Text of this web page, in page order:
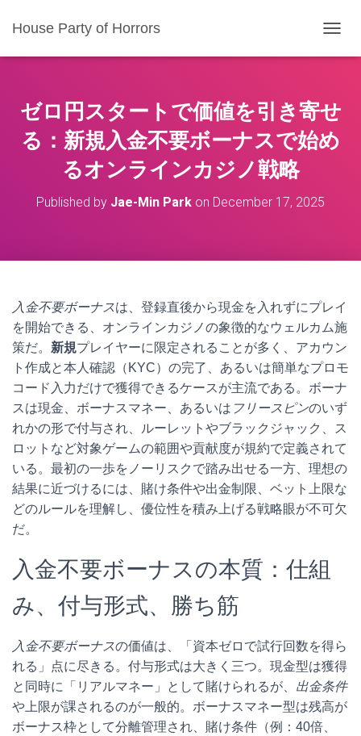
House Party of Horrors
O
L
E
N
A
ゼロ円スタートで価値を引き寄せ
る：新規入金不要ボーナスで始め
るオンラインカジノ戦略
Published by Jae-Min Park on December 17, 2025
入金不要ボーナスは、登録直後から現金を入れずにプレイ
を開始できる、オンラインカジノの象徴的なウェルカム施
策だ。 新規プレイヤーに限定されることが多く、アカウン
ト作成と本人確認（KYC）の完了、あるいは簡単なプロモ
コード入力だけで獲得できるケースが主流である。ボーナ
スは現金、ボーナスマネー、あるいは フリースピンのいず
れかの形で付与され、ルーレットやブラックジャック、ス
ロットなど対象ゲームの範囲や貢献度が規約で定義されて
いる。最初の一歩をノーリスクで踏み出せる一方、理想の
結果に近づけるには、賭け条件や出金制限、ベット上限な
どのルールを理解し、優位性を積み上げる戦略眼が不可欠
だ。
入金不要ボーナスの本質：仕組
み、付与形式、勝ち筋
入金不要ボーナスの価値は、「資本ゼロで試行回数を得ら
れる」点に尽きる。付与形式は大きく三つ。現金型は獲得
と同時に「リアルマネー」として賭けられるが、 出金条件
や上限が課されるのが一般的。ボーナスマネー型は残高が
ボーナス枠として分離管理され、賭け条件（例：40倍、